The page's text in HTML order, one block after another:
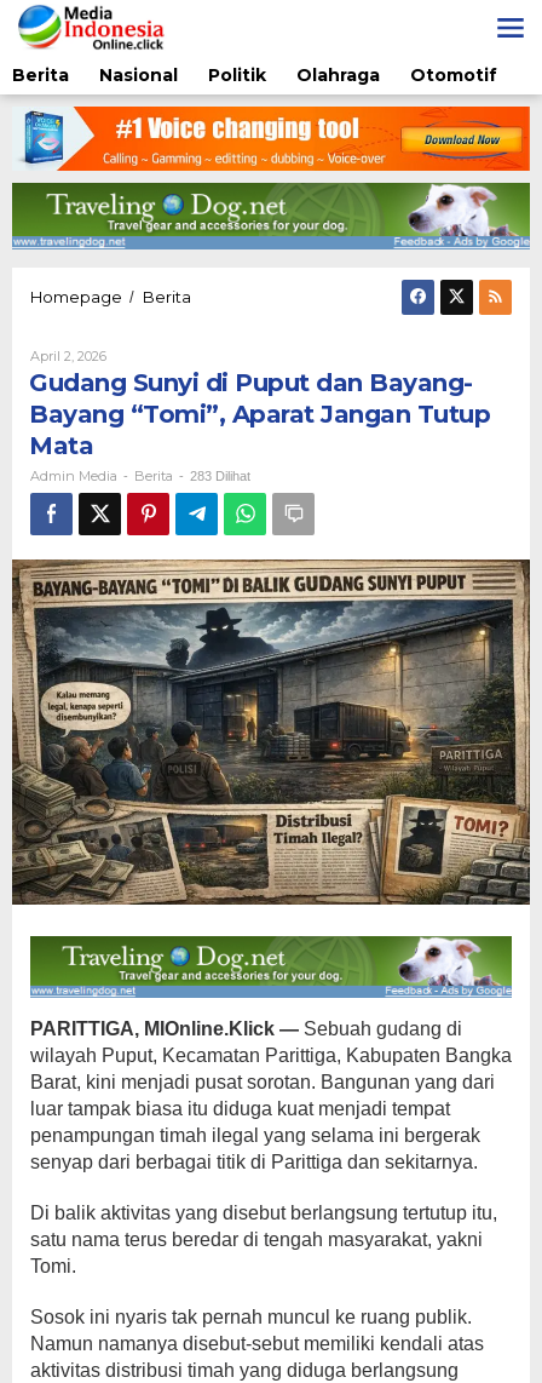
Lewati
ke
konten
Berita
Nasional Politik Olahraga Otomotif
Homepage / Berita
dan
Bayang-
Bayang
Aparat
Jangan
Tutup
Mata
April 2, 2026Oleh
Media
Gudang Sunyi di Puput dan Bayang-
Bayang “Tomi”, Aparat Jangan Tutup
Mata
Admin Media - Berita - 283 Dilihat
PARITTIGA, MIOnline.Klick — Sebuah gudang di
wilayah Puput, Kecamatan Parittiga, Kabupaten Bangka
Barat, kini menjadi pusat sorotan. Bangunan yang dari
luar tampak biasa itu diduga kuat menjadi tempat
penampungan timah ilegal yang selama ini bergerak
senyap dari berbagai titik di Parittiga dan sekitarnya.
Di balik aktivitas yang disebut berlangsung tertutup itu,
satu nama terus beredar di tengah masyarakat, yakni
Tomi.
Sosok ini nyaris tak pernah muncul ke ruang publik.
Namun namanya disebut-sebut memiliki kendali atas
aktivitas distribusi timah yang diduga berlangsung